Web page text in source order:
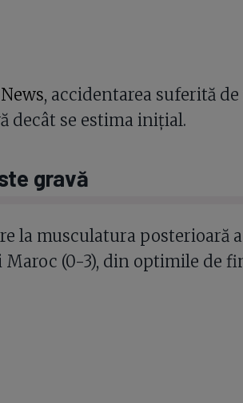
, accidentarea suferită
decât se estima inițial.
gravă
la musculatura posterioară
(0-3), din optimile de